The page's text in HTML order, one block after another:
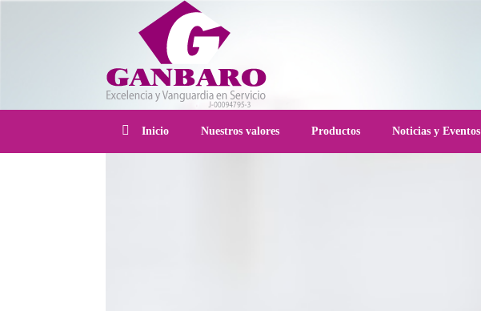
Inicio Nuestros valores Productos Noticias y Eventos